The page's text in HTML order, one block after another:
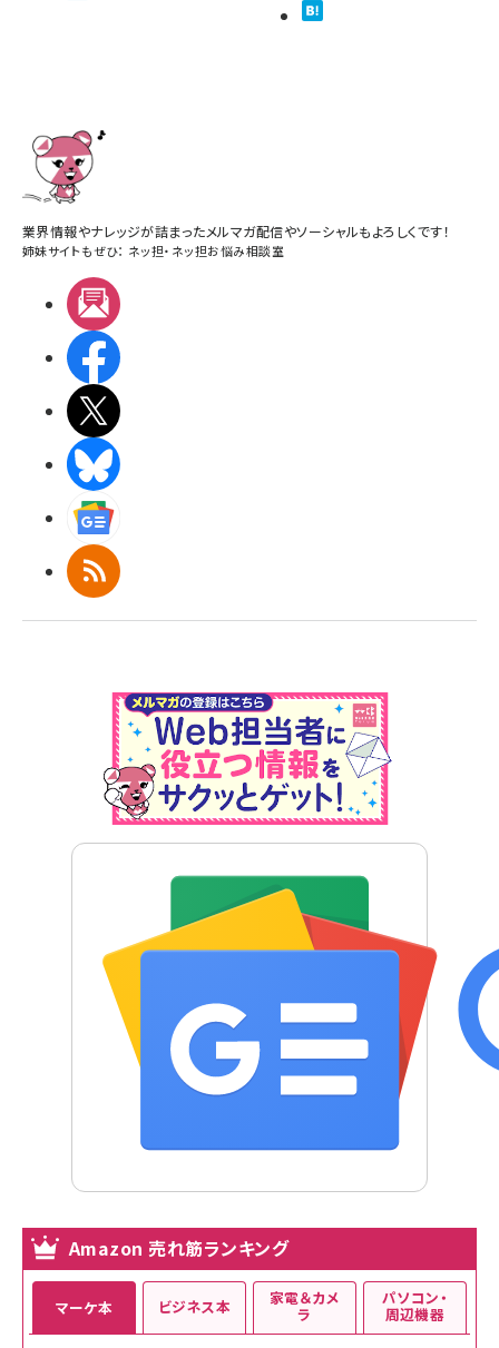
業界情報やナレッジが詰まったメルマガ配信やソーシャルもよろしくです！
姉妹サイトもぜひ： ネッ担・ ネッ担お悩み相談室
RSS
Amazon 売れ筋ランキング
マーケ本 ビジネス本 家電＆カメ
ラ
パソコン・
周辺機器